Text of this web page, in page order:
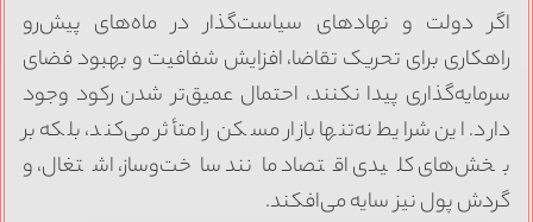
اگر دولت و نهادهای سیاست‌گذار در ماه‌های پیش‌رو
راهکاری برای تحریک تقاضا، افزایش شفافیت و بهبود فضای
سرمایه‌گذاری پیدا نکنند، احتمال عمیق‌تر شدن رکود وجود
دارد. این شرایط نه‌تنها بازار مسکن را متأثر می‌کند، بلکه بر
بخش‌های کلیدی اقتصاد مانند ساخت‌وساز، اشتغال، و
گردش پول نیز سایه می‌افکند.